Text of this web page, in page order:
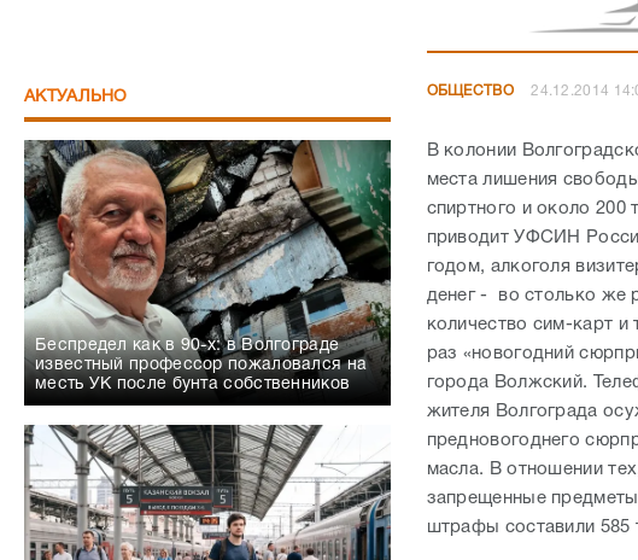
АКТУАЛЬНО
Беспредел как в 90-х: в Волгограде
известный профессор пожаловался на
месть УК после бунта собственников
ОБЩЕСТВО 24.12.2014
В колонии
места лишения
спиртного и около 200
приводит УФСИН
годом, алкоголя
денег - во столько же
количество сим-карт
раз «новогодний
города Волжский.
жителя Волгограда
предновогоднего
масла. В отношении
запрещенные
штрафы составили 585